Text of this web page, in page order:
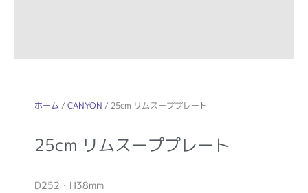
ホーム /CANYON / 25cm リムスーププレート
25cm リムスーププレート
D252・H38mm